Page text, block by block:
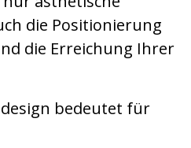
die Positionierung
die Erreichung Ihrer
bedeutet für